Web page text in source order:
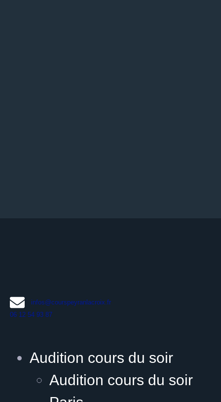
infos@courspeyranlacroix.fr
06 12 54 93 87
Audition cours du soir
Audition cours du soir